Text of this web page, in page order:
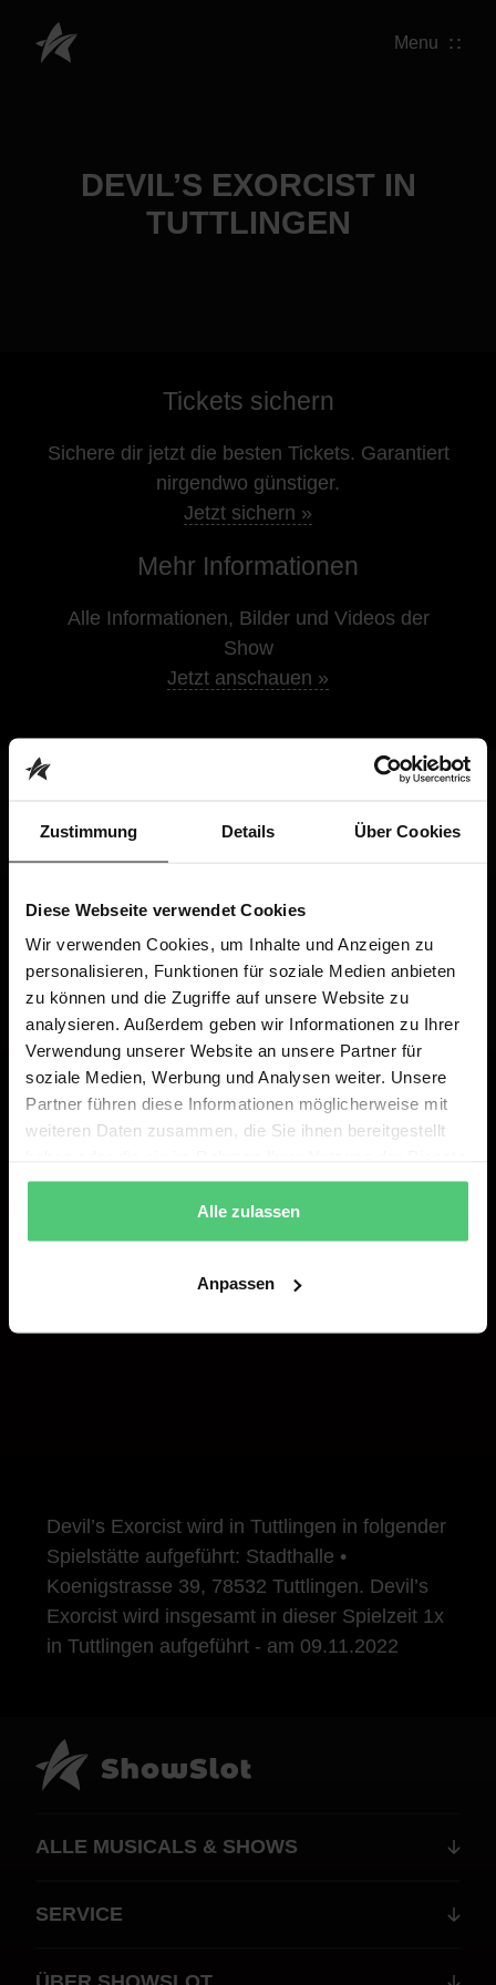
Zustimmung Details Über Cookies
Diese Webseite verwendet Cookies
Wir verwenden Cookies, um Inhalte und Anzeigen zu
personalisieren, Funktionen für soziale Medien anbieten
zu können und die Zugriffe auf unsere Website zu
analysieren. Außerdem geben wir Informationen zu Ihrer
Verwendung unserer Website an unsere Partner für
soziale Medien, Werbung und Analysen weiter. Unsere
Partner führen diese Informationen möglicherweise mit
weiteren Daten zusammen, die Sie ihnen bereitgestellt
gesammelt haben.
Alle zulassen
Anpassen
Menu
DEVIL’S EXORCIST IN
TUTTLINGEN
Tickets sichern
Sichere dir jetzt die besten Tickets. Garantiert
nirgendwo günstiger.
Jetzt sichern »
Mehr Informationen
Alle Informationen, Bilder und Videos der
Show
Jetzt anschauen »
Ohne Gebühren und nirgendwo günstiger
Premium-Shows direkt bei dir vor Ort
Devil’s Exorcist wird in Tuttlingen in folgender
Spielstätte aufgeführt: Stadthalle •
Koenigstrasse 39, 78532 Tuttlingen. Devil’s
Exorcist wird insgesamt in dieser Spielzeit 1x
in Tuttlingen aufgeführt - am 09.11.2022
ALLE MUSICALS & SHOWS
SERVICE